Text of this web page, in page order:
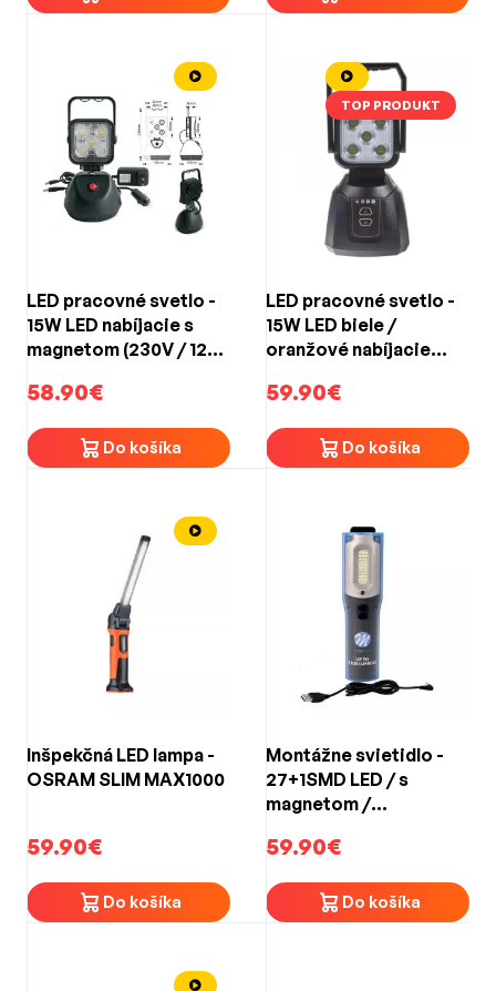
LED pracovné svetlo -
15W LED nabíjacie s
magnetom (230V / 12V
58.90€
Do košíka
TOP PRODUKT
LED pracovné svetlo -
15W LED biele /
oranžové nabíjacie
59.90€
Do košíka
Inšpekčná LED lampa -
OSRAM SLIM MAX1000
59.90€
Do košíka
Montážne svietidlo -
27+1SMD LED / s
magnetom /
59.90€
Do košíka